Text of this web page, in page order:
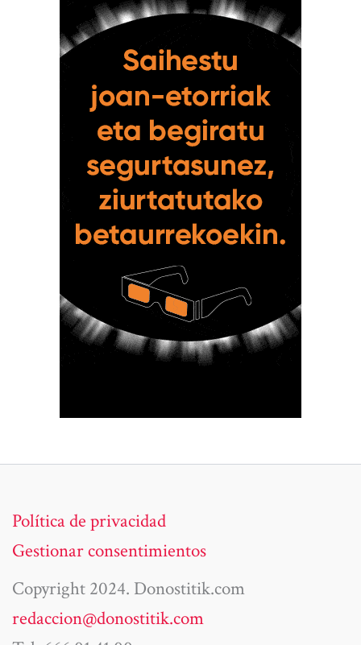
Política de privacidad
Gestionar consentimientos
Copyright 2024. Donostitik.com
redaccion@donostitik.com